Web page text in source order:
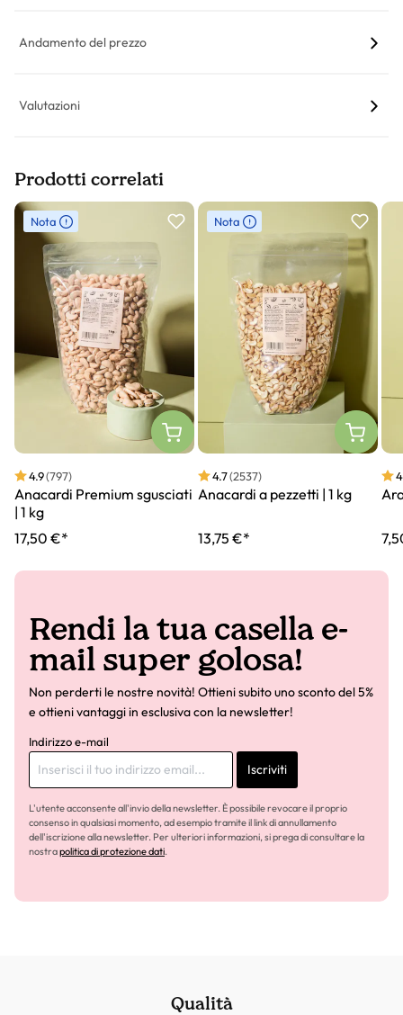
Andamento del prezzo
Valutazioni
Prodotti correlati
Slider prodotto
Nota
4.9(797)
Anacardi Premium sgusciati
| 1 kg
17,50 €*
Nota
4.7(2537)
Anacardi a pezzetti | 1 kg
13,75 €*
Rendi la tua casella e-
mail super golosa!
Non perderti le nostre novità! Ottieni subito uno sconto del 5%
e ottieni vantaggi in esclusiva con la newsletter!
Indirizzo e-mail
Iscriviti
L'utente acconsente all'invio della newsletter. È possibile revocare il proprio
consenso in qualsiasi momento, ad esempio tramite il link di annullamento
dell'iscrizione alla newsletter. Per ulteriori informazioni, si prega di consultare la
nostrapolitica di protezione dati.
Qualità